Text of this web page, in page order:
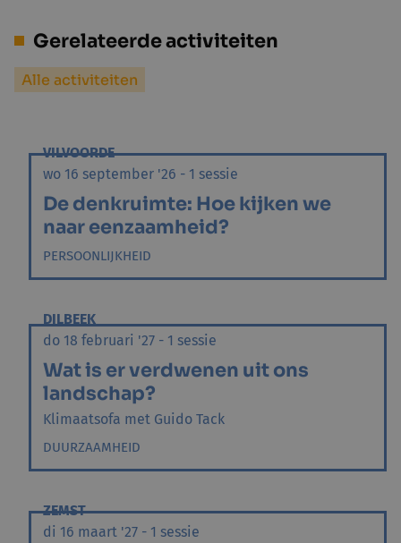
Gerelateerde activiteiten
Alle activiteiten
VILVOORDE
wo 16 september '26 - 1 sessie
De denkruimte: Hoe kijken we
naar eenzaamheid?
PERSOONLIJKHEID
DILBEEK
do 18 februari '27 - 1 sessie
Wat is er verdwenen uit ons
landschap?
Klimaatsofa met Guido Tack
DUURZAAMHEID
ZEMST
di 16 maart '27 - 1 sessie